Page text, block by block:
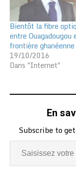
Bientôt la fibre
entre Ouagadougou
frontière ghanéenne
19/10/2016
Dans "Internet"
En
Subscribe to